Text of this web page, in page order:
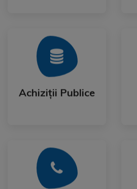
Achiziții Publice
Achiziții Publice
Mai Mult
Mai Mult